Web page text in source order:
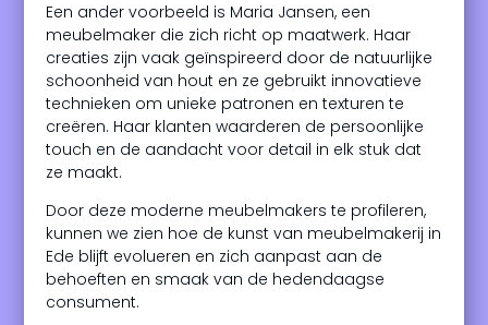
Een ander voorbeeld is Maria Jansen, een
meubelmaker die zich richt op maatwerk. Haar
creaties zijn vaak geïnspireerd door de natuurlijke
schoonheid van hout en ze gebruikt innovatieve
technieken om unieke patronen en texturen te
creëren. Haar klanten waarderen de persoonlijke
touch en de aandacht voor detail in elk stuk dat
ze maakt.
Door deze moderne meubelmakers te profileren,
kunnen we zien hoe de kunst van meubelmakerij in
Ede blijft evolueren en zich aanpast aan de
behoeften en smaak van de hedendaagse
consument.